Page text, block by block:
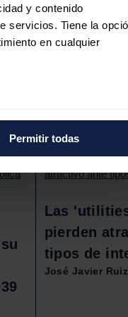
y contenido
servicios. Tiene la
en cualquier
nuestros partners de
les haya
Permitir todas
Las
pierden
tipos de
José Javier Ruiz